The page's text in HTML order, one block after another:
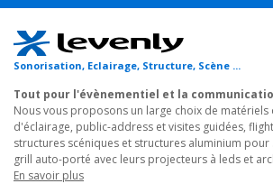
- Assemblage par manchon à goupille
- Fabrication Européenne certifiée,
- Utilisation : Jonction horizontale, pointe en
- Livré avec 2 kit de jonction
- Encombrement maxi : 500 x 710 mm
- Poids : 7,2 kg
Sonorisation, Eclairage, Structure, Scène ...
Tout pour l'évènementiel et la
Nous vous proposons un large choix de
d'éclairage, public-address et visites guidées,
structures scéniques et structures aluminium
grill auto-porté avec leurs projecteurs à leds et
En savoir plus